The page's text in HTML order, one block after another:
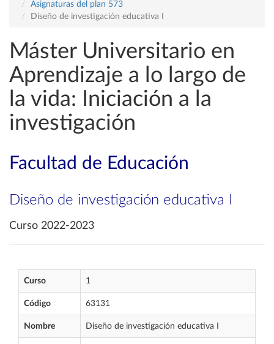
Asignaturas del plan 573
Diseño de investigación educativa I
Máster Universitario en
Aprendizaje a lo largo de
la vida: Iniciación a la
investigación
Facultad de Educación
Diseño de investigación educativa I
Curso 2022-2023
Curso 1
Código 63131
Nombre Diseño de investigación educativa I